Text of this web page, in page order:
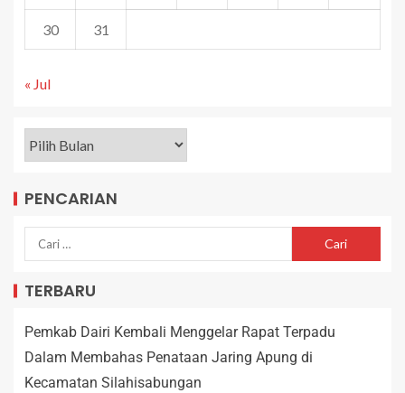
30 31
« Jul
PENCARIAN
TERBARU
Pemkab Dairi Kembali Menggelar Rapat Terpadu
Dalam Membahas Penataan Jaring Apung di
Kecamatan Silahisabungan